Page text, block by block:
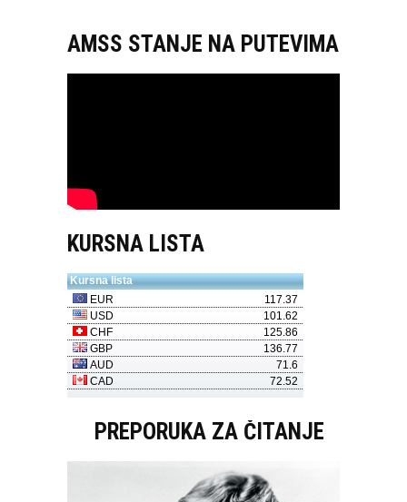
AMSS STANJE NA PUTEVIMA
KURSNA LISTA
PREPORUKA ZA ČITANJE